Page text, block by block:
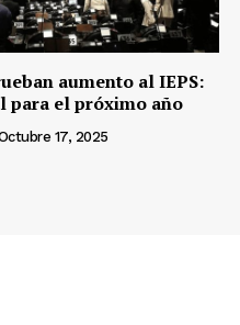
aumento al IEPS:
para el próximo año
17, 2025